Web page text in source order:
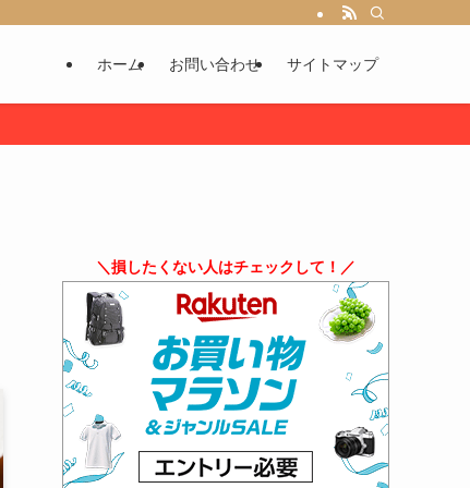
ホーム お問い合わせ サイトマップ
＼損したくない人はチェックして！／